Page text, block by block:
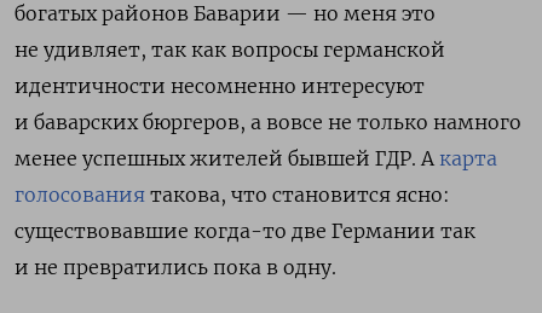
богатых районов Баварии — но меня это
не удивляет, так как вопросы германской
идентичности несомненно интересуют
и баварских бюргеров, а вовсе не только намного
менее успешных жителей бывшей ГДР. А карта
голосования такова, что становится ясно:
существовавшие когда-то две Германии так
и не превратились пока в одну.